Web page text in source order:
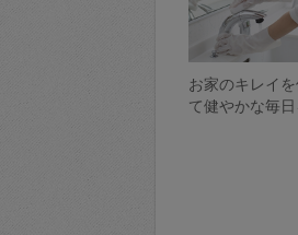
お家のキレイ
て健やかな毎